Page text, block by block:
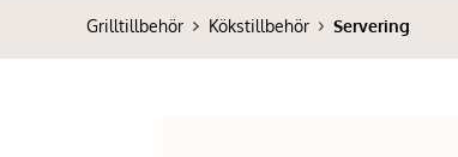
Grilltillbehör Kökstillbehör Servering